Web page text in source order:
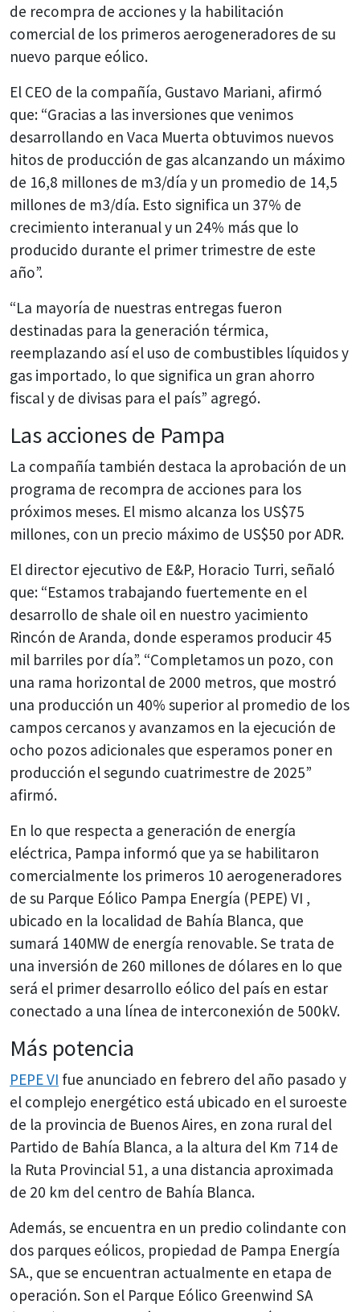
de recompra de acciones y la habilitación
comercial de los primeros aerogeneradores de su
nuevo parque eólico.
El CEO de la compañía, Gustavo Mariani, afirmó
que: “Gracias a las inversiones que venimos
desarrollando en Vaca Muerta obtuvimos nuevos
hitos de producción de gas alcanzando un máximo
de 16,8 millones de m3/día y un promedio de 14,5
millones de m3/día. Esto significa un 37% de
crecimiento interanual y un 24% más que lo
producido durante el primer trimestre de este
año”.
“La mayoría de nuestras entregas fueron
destinadas para la generación térmica,
reemplazando así el uso de combustibles líquidos y
gas importado, lo que significa un gran ahorro
fiscal y de divisas para el país” agregó.
Las acciones de Pampa
La compañía también destaca la aprobación de un
programa de recompra de acciones para los
próximos meses. El mismo alcanza los US$75
millones, con un precio máximo de US$50 por ADR.
El director ejecutivo de E&P, Horacio Turri, señaló
que: “Estamos trabajando fuertemente en el
desarrollo de shale oil en nuestro yacimiento
Rincón de Aranda, donde esperamos producir 45
mil barriles por día”. “Completamos un pozo, con
una rama horizontal de 2000 metros, que mostró
una producción un 40% superior al promedio de los
campos cercanos y avanzamos en la ejecución de
ocho pozos adicionales que esperamos poner en
producción el segundo cuatrimestre de 2025”
afirmó.
En lo que respecta a generación de energía
eléctrica, Pampa informó que ya se habilitaron
comercialmente los primeros 10 aerogeneradores
de su Parque Eólico Pampa Energía (PEPE) VI ,
ubicado en la localidad de Bahía Blanca, que
sumará 140MW de energía renovable. Se trata de
una inversión de 260 millones de dólares en lo que
será el primer desarrollo eólico del país en estar
conectado a una línea de interconexión de 500kV.
Más potencia
PEPE VI fue anunciado en febrero del año pasado y
el complejo energético está ubicado en el suroeste
de la provincia de Buenos Aires, en zona rural del
Partido de Bahía Blanca, a la altura del Km 714 de
la Ruta Provincial 51, a una distancia aproximada
de 20 km del centro de Bahía Blanca.
Además, se encuentra en un predio colindante con
dos parques eólicos, propiedad de Pampa Energía
SA., que se encuentran actualmente en etapa de
operación. Son el Parque Eólico Greenwind SA